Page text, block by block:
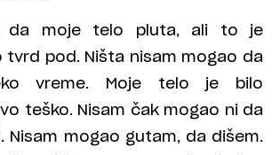
da moje telo pluta, ali to je
tvrd pod. Ništa nisam mogao da
vreme. Moje telo je bilo
teško. Nisam čak mogao ni da
Nisam mogao gutam, da dišem.